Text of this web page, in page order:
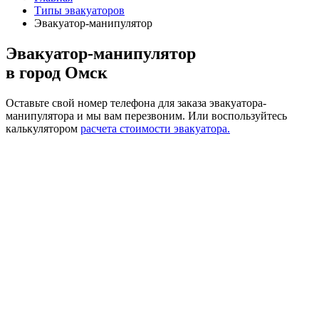
Типы эвакуаторов
Эвакуатор-манипулятор
Эвакуатор-манипулятор
в город Омск
Оставьте свой номер телефона для заказа эвакуатора-
манипулятора и мы вам перезвоним. Или воспользуйтесь
калькулятором расчета стоимости эвакуатора.